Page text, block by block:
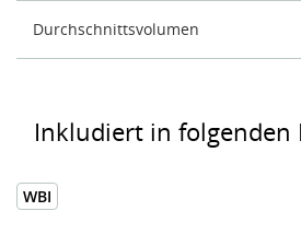
Durchschnittsvolumen
Inkludiert in folgenden
WBI